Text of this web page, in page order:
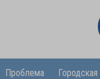
Проблема